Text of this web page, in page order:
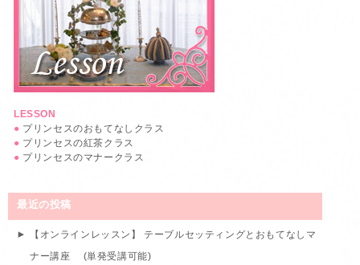
LESSON
● プリンセスのおもてなしクラス
● プリンセスの紅茶クラス
● プリンセスのマナークラス
最近の投稿
【オンラインレッスン】 テーブルセッティングとおもてなしマ
ナー講座 (単発受講可能)